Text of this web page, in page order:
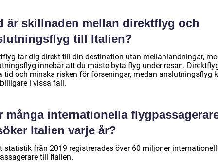
är skillnaden mellan direktflyg och
till Italien?
tar dig direkt till din destination utan mellanlandningar,
innebär att du måste byta flyg under resan.
tid och minska risken för förseningar, medan anslutningsflyg
i vissa fall.
många internationella
Italien varje år?
statistik från 2019 registrerades över 60 miljoner
till Italien.